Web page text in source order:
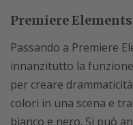
Premiere Elements
Passando a Premiere
innanzitutto la
per creare
colori in una scena e
bianco e nero. Si può